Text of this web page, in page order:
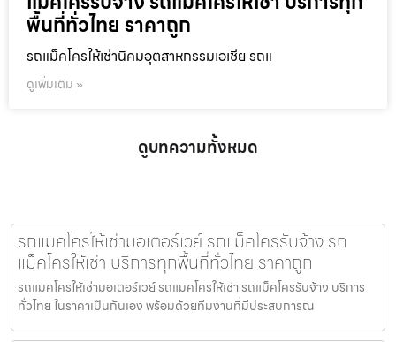
พื้นที่ทั่วไทย ราคาถูก
รถแม็คโครให้เช่านิคมอุตสาหกรรมเอเชีย รถแ
ดูเพิ่มเติม »
ดูบทความทั้งหมด
รถแมคโครให้เช่ามอเตอร์เวย์ รถแม็คโครรับจ้าง รถ
แม็คโครให้เช่า บริการทุกพื้นที่ทั่วไทย ราคาถูก
รถแมคโครให้เช่ามอเตอร์เวย์ รถแมคโครให้เช่า รถแม็คโครรับจ้าง บริการ
ทั่วไทย ในราคาเป็นกันเอง พร้อมด้วยทีมงานที่มีประสบการณ